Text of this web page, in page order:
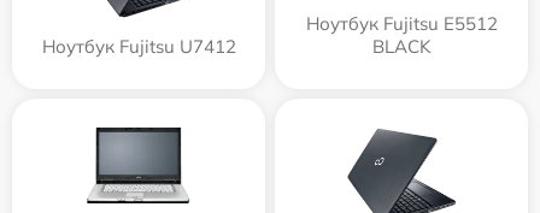
Ноутбук Fujitsu U7412
Ноутбук Fujitsu E5512
BLACK